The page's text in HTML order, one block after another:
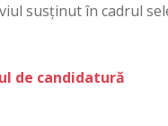
susţinut în cadrul
de candidatură